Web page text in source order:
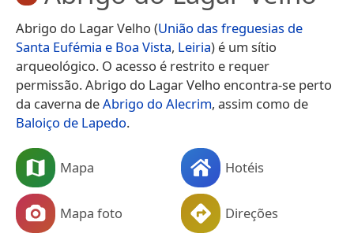
Abrigo do Lagar Velho (União das freguesias de
Santa Eufémia e Boa Vista, Leiria) é um sítio
arqueológico. O acesso é restrito e requer
permissão. Abrigo do Lagar Velho encontra-se perto
da caverna deAbrigo do Alecrim, assim como de
Baloiço de Lapedo.
Mapa Hotéis
Mapa foto Direções